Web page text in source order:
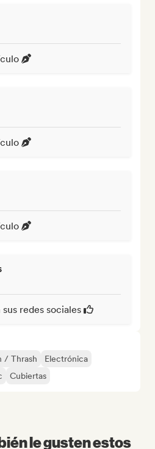
redes sociales
/ Thrash
Electrónica
Cubiertas
le gusten estos